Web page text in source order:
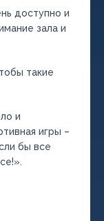
доступно и
зала и
такие
и
игры –
бы все